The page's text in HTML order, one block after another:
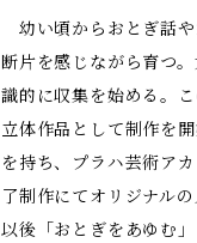
幼い頃からおとぎ話
断片を感じながら育つ
識的に収集を始める。
立体作品として制作を
を持ち、プラハ芸術ア
了制作にてオリジナル
以後「おとぎをあゆむ